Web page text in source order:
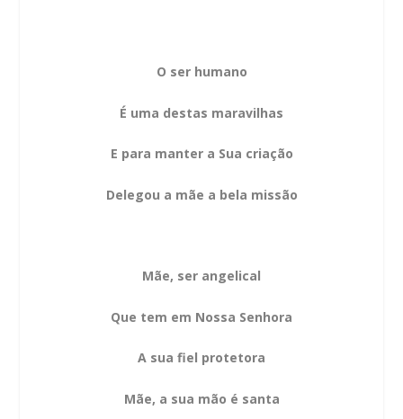
O ser humano
É uma destas maravilhas
E para manter a Sua criação
Delegou a mãe a bela missão
Mãe, ser angelical
Que tem em Nossa Senhora
A sua fiel protetora
Mãe, a sua mão é santa